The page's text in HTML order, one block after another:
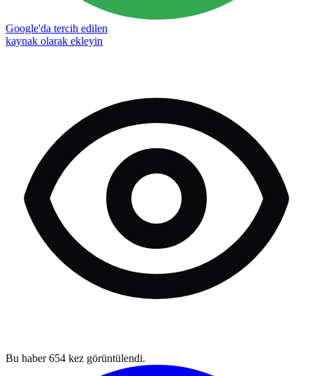
Google'da tercih edilen
kaynak olarak ekleyin
Bu haber654 kez görüntülendi.